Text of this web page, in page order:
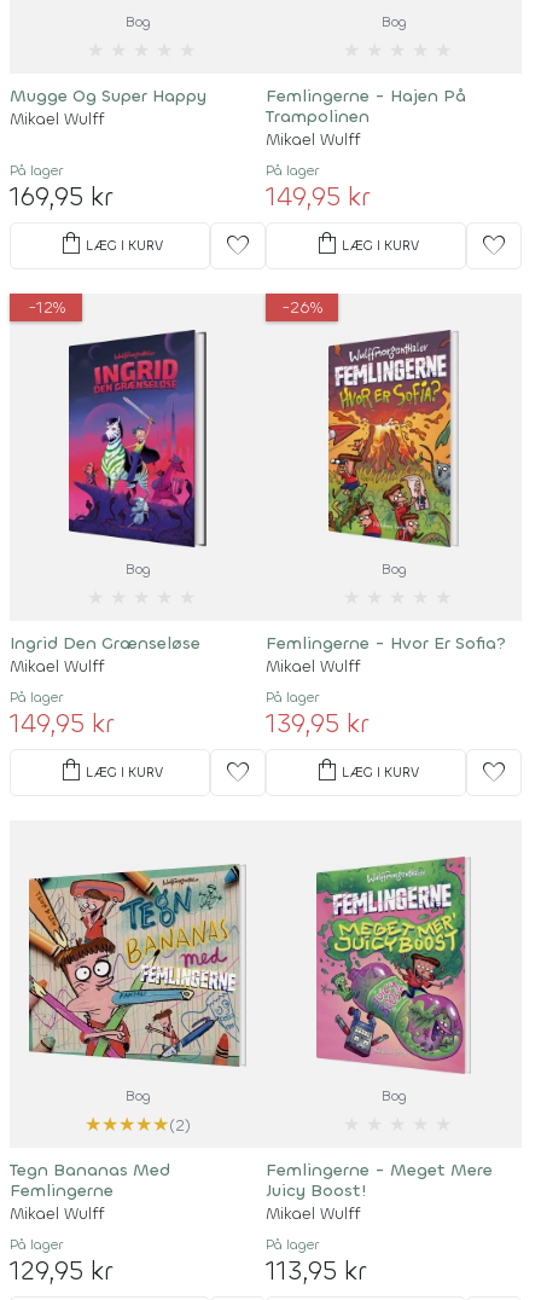
Bog
Mugge Og Super Happy
Mikael Wulff
På lager
169,95 kr
shopping_bag LÆG I KURV favorite
Bog
Femlingerne - Hajen På
Trampolinen
Mikael Wulff
På lager
149,95 kr
shopping_bag LÆG I KURV favorite
-12%
Bog
Ingrid Den Grænseløse
Mikael Wulff
På lager
149,95 kr
shopping_bag LÆG I KURV favorite
-26%
Bog
Femlingerne - Hvor Er Sofia?
Mikael Wulff
På lager
139,95 kr
shopping_bag LÆG I KURV favorite
Bog
★★★★★(2)
Tegn Bananas Med
Femlingerne
Mikael Wulff
På lager
129,95 kr
Bog
Femlingerne - Meget Mere
Juicy Boost!
Mikael Wulff
På lager
113,95 kr